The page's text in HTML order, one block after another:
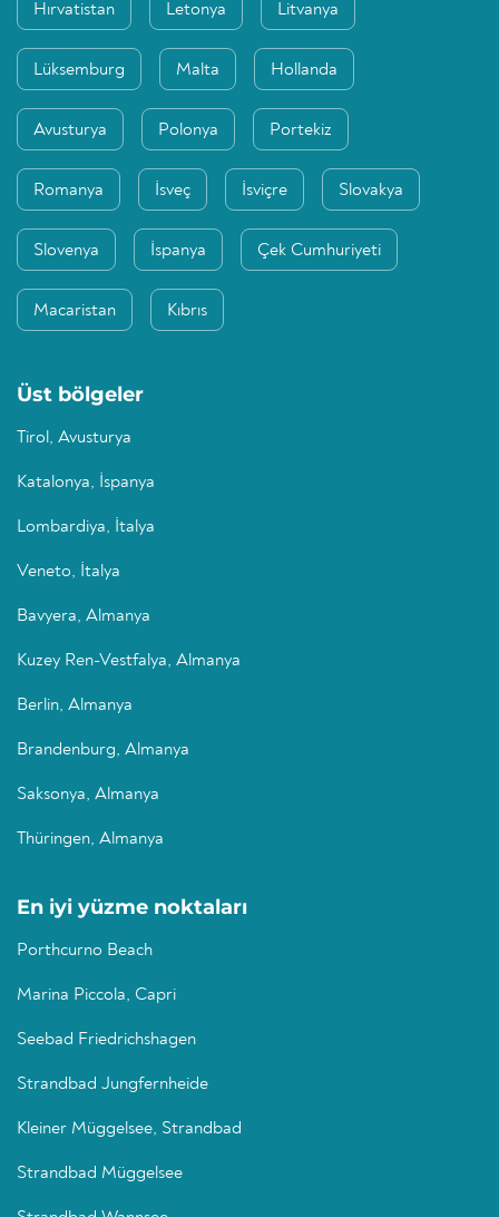
Hırvatistan Letonya Litvanya
Lüksemburg Malta Hollanda
Avusturya Polonya Portekiz
Romanya İsveç İsviçre Slovakya
Slovenya İspanya Çek Cumhuriyeti
Macaristan Kıbrıs
Üst bölgeler
Tirol, Avusturya
Katalonya, İspanya
Lombardiya, İtalya
Veneto, İtalya
Bavyera, Almanya
Kuzey Ren-Vestfalya, Almanya
Berlin, Almanya
Brandenburg, Almanya
Saksonya, Almanya
Thüringen, Almanya
En iyi yüzme noktaları
Porthcurno Beach
Marina Piccola, Capri
Seebad Friedrichshagen
Strandbad Jungfernheide
Kleiner Müggelsee, Strandbad
Strandbad Müggelsee